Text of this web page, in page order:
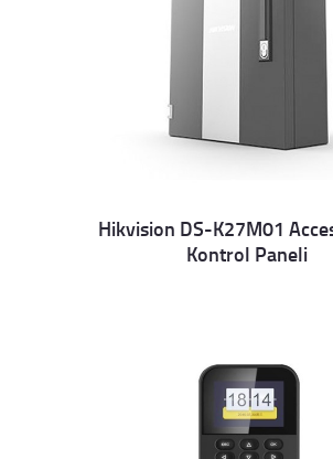
Details
Hikvision DS-K27M01
Kontrol Paneli